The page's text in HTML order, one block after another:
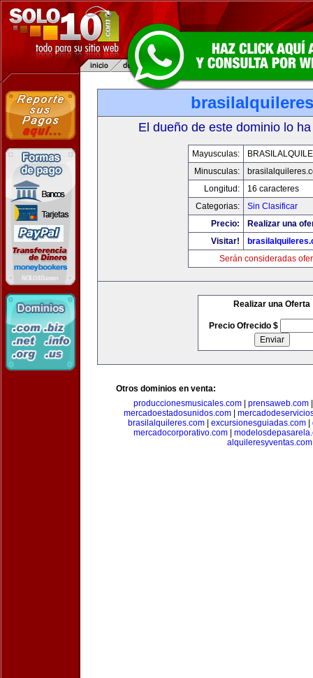
El dueño de este dominio lo
Mayusculas:
Minusculas:
Longitud:
16 caracteres
Categorias:
Sin Clasificar
Precio:
Realizar una
Visitar!
Serán consideradas
Realizar una Oferta
Precio Ofrecido $
Otros dominios en venta:
produccionesmusicales.com
prensaweb.com
mercadoestadosunidos.com
brasilalquileres.com
excursionesguiadas.com
mercadocorporativo.com|
alquileresyventas.com